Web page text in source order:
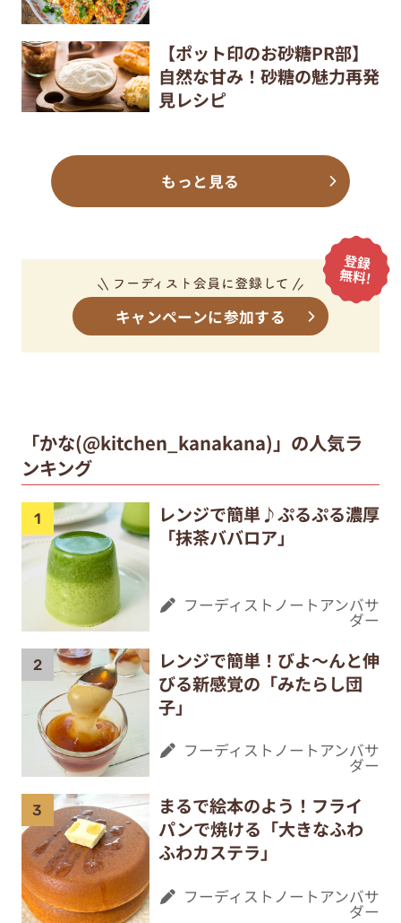
【ポット印のお砂糖PR部】
自然な甘み！砂糖の魅力再発
見レシピ
もっと見る
キャンペーンに参加する
「かな(@kitchen_kanakana)」の人気ラ
ンキング
レンジで簡単♪ぷるぷる濃厚
「抹茶ババロア」
フーディストノートアンバサ
ダー
レンジで簡単！びよ〜んと伸
びる新感覚の「みたらし団
子」
フーディストノートアンバサ
ダー
まるで絵本のよう！フライ
パンで焼ける「大きなふわ
ふわカステラ」
フーディストノートアンバサ
ダー